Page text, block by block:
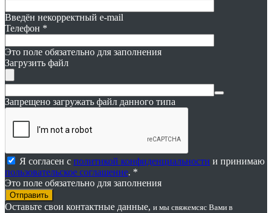
Введён некорректный e-mail
Телефон *
Это поле обязательно для заполнения
Загрузить файл
Запрещено загружать файл данного типа
Я согласен с политикой конфиденциальности и принимаю
пользовательское соглашение. *
Это поле обязательно для заполнения
Оставьте свои контактные данные, и мы свяжемсяс Вами в